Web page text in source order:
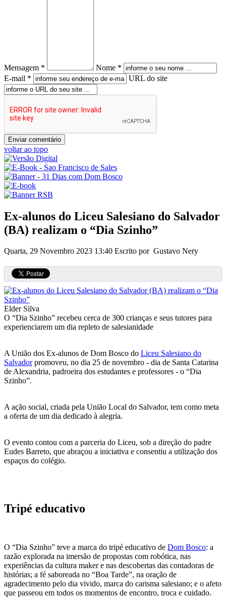
Mensagem *
Nome *
E-mail *
URL do site
voltar ao topo
Ex-alunos do Liceu Salesiano do Salvador
(BA) realizam o “Dia Szinho”
Quarta, 29 Novembro 2023 13:40 Escrito por Gustavo Nery
Elder Silva
O “Dia Szinho” recebeu cerca de 300 crianças e seus tutores para
experienciarem um dia repleto de salesianidade
A União dos Ex-alunos de Dom Bosco do Liceu Salesiano do
Salvadorpromoveu, no dia 25 de novembro - dia de Santa Catarina
de Alexandria, padroeira dos estudantes e professores - o “Dia
Szinho”.
A ação social, criada pela União Local do Salvador, tem como meta
a oferta de um dia dedicado à alegria.
O evento contou com a parceria do Liceu, sob a direção do padre
Eudes Barreto, que abraçou a iniciativa e consentiu a utilização dos
espaços do colégio.
Tripé educativo
O “Dia Szinho” teve a marca do tripé educativo de Dom Bosco: a
razão explorada na imersão de propostas com robótica, nas
experiências da cultura maker e nas descobertas das contadoras de
histórias; a fé saboreada no “Boa Tarde”, na oração de
agradecimento pelo dia vivido, marca do carisma salesiano; e o afeto
que passeou em todos os momentos de encontro, troca e cuidado.